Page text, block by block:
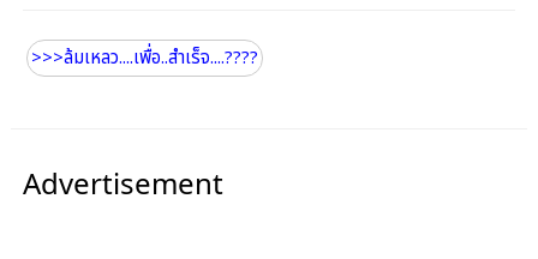
>>>ล้มเหลว....เพื่อ..สำเร็จ....????
Advertisement